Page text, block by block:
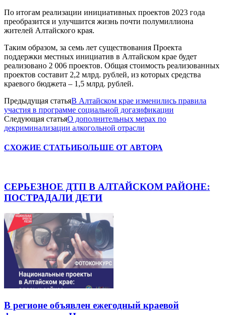
По итогам реализации инициативных проектов 2023 года
преобразится и улучшится жизнь почти полумиллиона
жителей Алтайского края.
Таким образом, за семь лет существования Проекта
поддержки местных инициатив в Алтайском крае будет
реализовано 2 006 проектов. Общая стоимость реализованных
проектов составит 2,2 млрд. рублей, из которых средства
краевого бюджета – 1,5 млрд. рублей.
Предыдущая статьяВ Алтайском крае изменились правила
участия в программе социальной догазификации
Следующая статьяО дополнительных мерах по
декриминализации алкогольной отрасли
СХОЖИЕ СТАТЬИБОЛЬШЕ ОТ АВТОРА
СЕРЬЕЗНОЕ ДТП В АЛТАЙСКОМ РАЙОНЕ:
ПОСТРАДАЛИ ДЕТИ
В регионе объявлен ежегодный краевой